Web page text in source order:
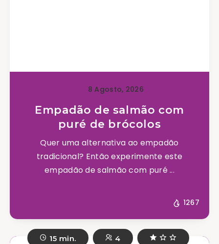
8 Agosto, 2026
Empadão de salmão com
puré de brócolos
Quer uma alternativa ao empadão
tradicional? Então experimente este
empadão de salmão com puré ...
1267
15 min. 4